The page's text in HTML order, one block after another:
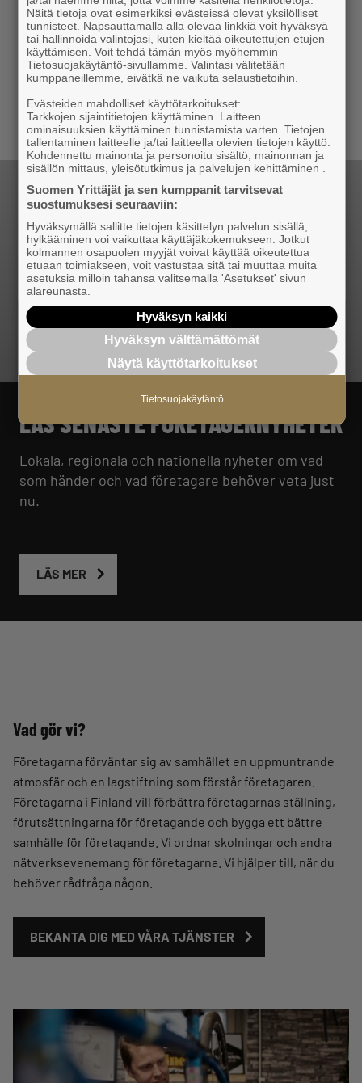
ansökan öppen nu!
13.9.2024 20:33 Nyhet
Ge oss några minuter av din tid och svara på
Svenska nätverkets frågeundersökning
LÄS SENASTE FÖRETAGERNYHETER
Lokala, regionala och nationella nyheter om vad
som händer och vad företagare behöver veta just
nu.
LÄS MER
Vad gör vi?
Företagarna förväntar sig av samhället en uppmuntrande
atmosfär och en lagstiftning som förstår företagaren.
Företagarna i Finland vill förbättra företagarnas ställning,
förutsättningarna för företagande och bygga ett bättre
samhälle för företagande. Vi ordnar skolningar och andra
nätverksevenemang för företagarna. Vi hjälper till, när du
behöver rådfråga någon.
BEKANTA DIG MED VÅRA TJÄNSTER
Näitä tietoja ovat esimerkiksi evästeissä olevat yksilölliset
tunnisteet. Napsauttamalla alla olevaa linkkiä voit hyväksyä
tai hallinnoida valintojasi, kuten kieltää oikeutettujen etujen
käyttämisen. Voit tehdä tämän myös myöhemmin
Tietosuojakäytäntö-sivullamme. Valintasi välitetään
kumppaneillemme, eivätkä ne vaikuta selaustietoihin.
Evästeiden mahdolliset käyttötarkoitukset:
Tarkkojen sijaintitietojen käyttäminen. Laitteen
ominaisuuksien käyttäminen tunnistamista varten. Tietojen
tallentaminen laitteelle ja/tai laitteella olevien tietojen käyttö.
Kohdennettu mainonta ja personoitu sisältö, mainonnan ja
sisällön mittaus, yleisötutkimus ja palvelujen kehittäminen .
Suomen Yrittäjät ja sen kumppanit tarvitsevat
suostumuksesi seuraaviin:
Hyväksymällä sallitte tietojen käsittelyn palvelun sisällä,
hylkääminen voi vaikuttaa käyttäjäkokemukseen. Jotkut
kolmannen osapuolen myyjät voivat käyttää oikeutettua
etuaan toimiakseen, voit vastustaa sitä tai muuttaa muita
asetuksia milloin tahansa valitsemalla 'Asetukset' sivun
alareunasta.
Hyväksyn kaikki
Hyväksyn välttämättömät
Näytä käyttötarkoitukset
Tietosuojakäytäntö